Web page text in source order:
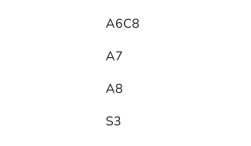
A6C8
A7
A8
S3